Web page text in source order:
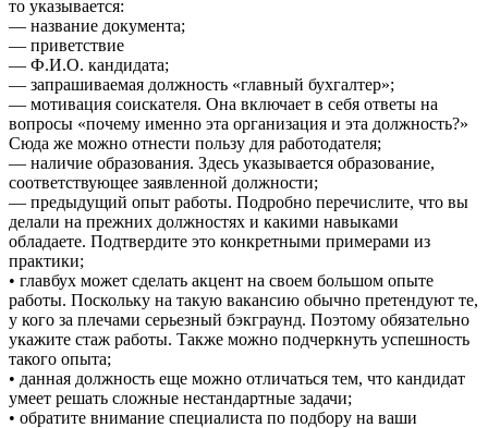
то указывается:
— название документа;
— приветствие
— Ф.И.О. кандидата;
— запрашиваемая должность «главный бухгалтер»;
— мотивация соискателя. Она включает в себя ответы на
вопросы «почему именно эта организация и эта должность?»
Сюда же можно отнести пользу для работодателя;
— наличие образования. Здесь указывается образование,
соответствующее заявленной должности;
— предыдущий опыт работы. Подробно перечислите, что вы
делали на прежних должностях и какими навыками
обладаете. Подтвердите это конкретными примерами из
практики;
• главбух может сделать акцент на своем большом опыте
работы. Поскольку на такую вакансию обычно претендуют те,
у кого за плечами серьезный бэкграунд. Поэтому обязательно
укажите стаж работы. Также можно подчеркнуть успешность
такого опыта;
• данная должность еще можно отличаться тем, что кандидат
умеет решать сложные нестандартные задачи;
• обратите внимание специалиста по подбору на ваши